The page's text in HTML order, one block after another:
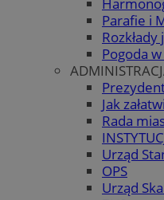
Parafie i
Pogoda
Jak
Rada
Urząd
OPS
Urząd